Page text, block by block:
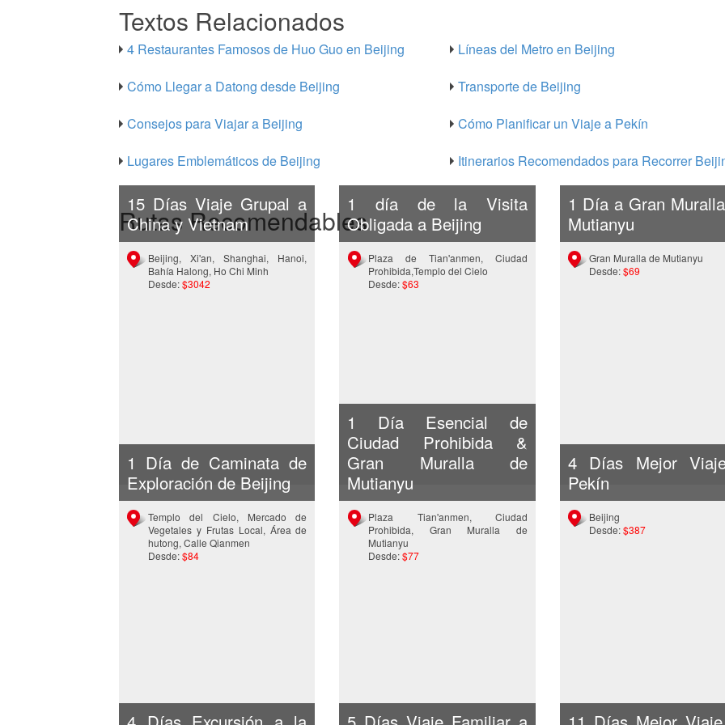
Textos Relacionados
4 Restaurantes Famosos de Huo Guo en Beijing
Líneas del Metro en Beijing
Cómo Llegar a Datong desde Beijing
Transporte de Beijing
Consejos para Viajar a Beijing
Cómo Planificar un Viaje a Pekín
Lugares Emblemáticos de Beijing
Itinerarios Recomendados para Recorrer
Rutas Recomendables
15 Días Viaje Grupal a
China y Vietnam
Beijing, Xi'an, Shanghai, Hanoi,
Bahía Halong, Ho Chi Minh
Desde:$3042
1 día de la Visita
Obligada a Beijing
Plaza de Tian'anmen, Ciudad
Prohibida,Templo del Cielo
Desde:$63
1 Día a Gran
Mutianyu
Gran Muralla de Mutianyu
Desde:$69
1 Día de Caminata de
Exploración de Beijing
Templo del Cielo, Mercado de
Vegetales y Frutas Local, Área de
hutong, Calle Qianmen
Desde:$84
1 Día Esencial de
Ciudad Prohibida &
Gran Muralla de
Mutianyu
Plaza Tian'anmen, Ciudad
Prohibida, Gran Muralla de
Mutianyu
Desde:$77
4 Días Mejor
Pekín
Beijing
Desde:$387